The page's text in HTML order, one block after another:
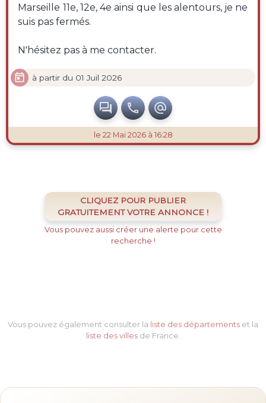
Marseille 11e, 12e, 4e ainsi que les alentours, je ne
suis pas fermés.
N'hésitez pas à me contacter.
 à partir du 01 Juil 2026
  
le 22 Mai 2026 à 16:28
CLIQUEZ POUR PUBLIER
GRATUITEMENT VOTRE ANNONCE !
Vous pouvez aussi créer une alerte pour cette
recherche !
Vous pouvez également consulter la liste des départements et la
liste des villesde France.